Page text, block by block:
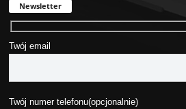
Newsletter
Twój email
Twój numer telefonu(opcjonalnie)